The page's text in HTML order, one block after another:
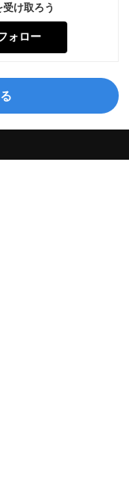
け取ろう
ォロー